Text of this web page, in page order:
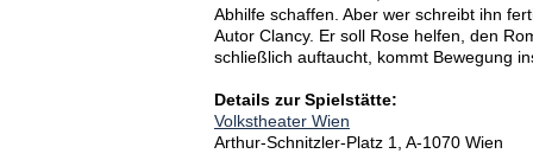
Abhilfe schaffen. Aber wer schreibt ihn
Autor Clancy. Er soll Rose helfen, den
schließlich auftaucht, kommt Bewegung
Details zur Spielstätte:
Volkstheater Wien
Arthur-Schnitzler-Platz 1, A-1070 Wien